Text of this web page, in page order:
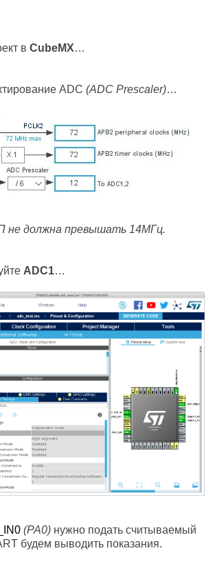
в CubeMX…
ADC (ADC Prescaler)…
не должна превышать 14МГц.
ADC1…
(PA0) нужно подать считываемый
будем выводить показания.